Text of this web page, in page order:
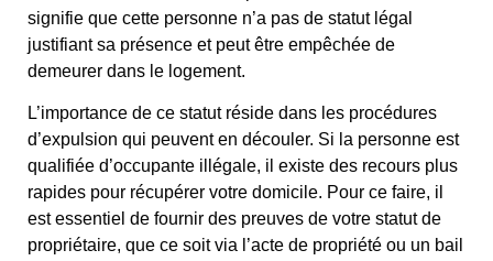
signifie que cette personne n’a pas de statut légal
justifiant sa présence et peut être empêchée de
demeurer dans le logement.
L’importance de ce statut réside dans les procédures
d’expulsion qui peuvent en découler. Si la personne est
qualifiée d’occupante illégale, il existe des recours plus
rapides pour récupérer votre domicile. Pour ce faire, il
est essentiel de fournir des preuves de votre statut de
propriétaire, que ce soit via l’acte de propriété ou un bail